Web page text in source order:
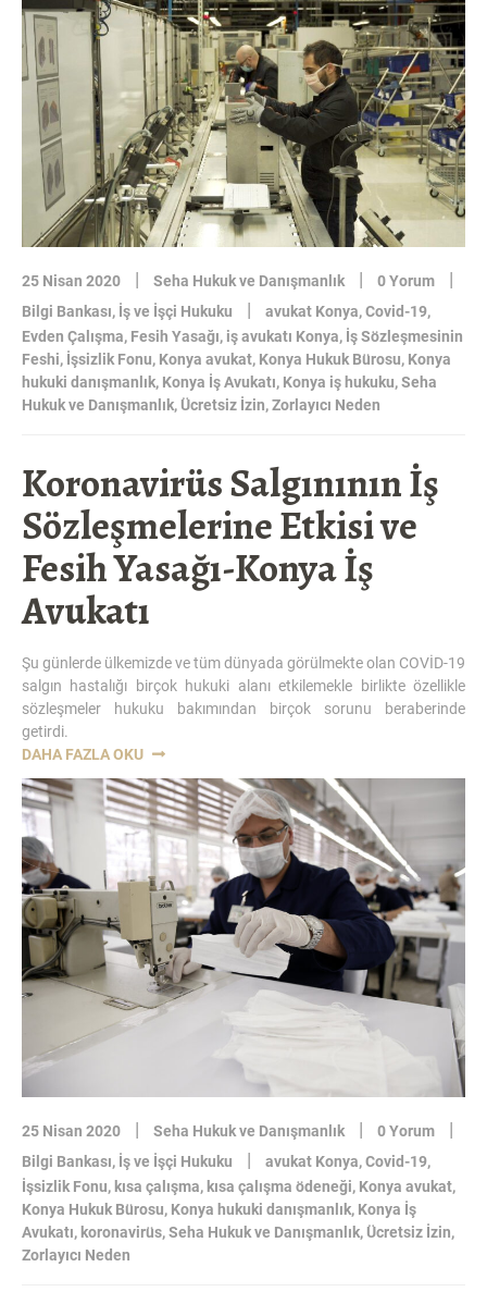
KAPSAMINDA
İŞYERINDE
ALINMASI
GEREKEN
TEDBIRLER-
KONYA
İŞ
AVUKATI”
25 Nisan 2020 | Seha Hukuk ve Danışmanlık | 0 Yorum |
Bilgi Bankası, İş ve İşçi Hukuku | avukat Konya,Covid-19,
Evden Çalışma, Fesih Yasağı, iş avukatı Konya, İş Sözleşmesinin
Feshi, İşsizlik Fonu, Konya avukat, Konya Hukuk Bürosu, Konya
hukuki danışmanlık, Konya İş Avukatı, Konya iş hukuku,Seha
Hukuk ve Danışmanlık, Ücretsiz İzin,Zorlayıcı Neden
Koronavirüs Salgınının İş
Sözleşmelerine Etkisi ve
Fesih Yasağı-Konya İş
Avukatı
Şu günlerde ülkemizde ve tüm dünyada görülmekte olan COVİD-19
salgın hastalığı birçok hukuki alanı etkilemekle birlikte özellikle
sözleşmeler hukuku bakımından birçok sorunu beraberinde
getirdi.
DAHA FAZLA OKU“KORONAVIRÜS
SALGINININ
İŞ
SÖZLEŞMELERINE
ETKISI
VE
FESIH
YASAĞI-
KONYA
İŞ
AVUKATI”
25 Nisan 2020 | Seha Hukuk ve Danışmanlık | 0 Yorum |
Bilgi Bankası, İş ve İşçi Hukuku | avukat Konya,Covid-19,
İşsizlik Fonu, kısa çalışma, kısa çalışma ödeneği, Konya avukat,
Konya Hukuk Bürosu, Konya hukuki danışmanlık, Konya İş
Avukatı, koronavirüs,Seha Hukuk ve Danışmanlık, Ücretsiz İzin,
Zorlayıcı Neden